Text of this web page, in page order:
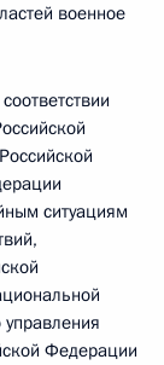
военное
ситуациям
Федерации